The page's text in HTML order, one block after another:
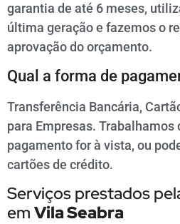
garantia de até 6 meses,
última geração e fazemos o
aprovação do orçamento.
Qual a forma de
Transferência Bancária,
para Empresas. Trabalhamos
pagamento for à vista, ou
cartões de crédito.
Serviços prestados
em Vila Seabra